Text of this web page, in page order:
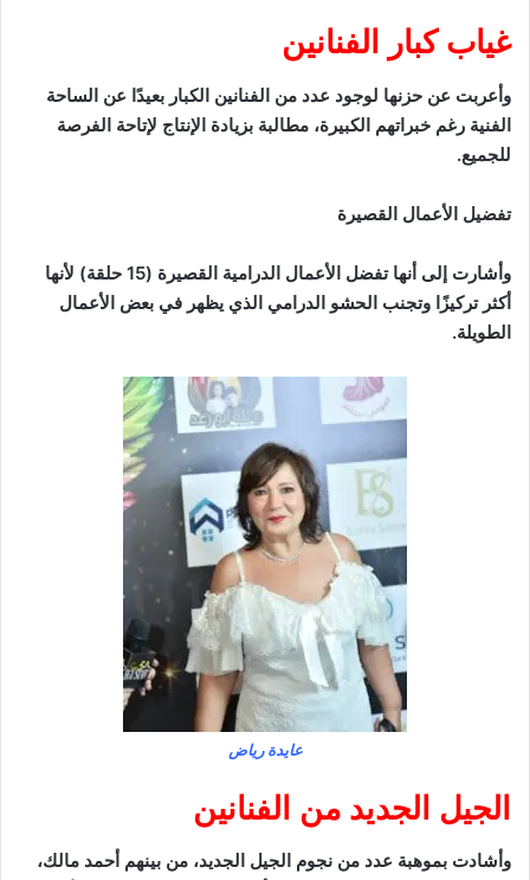
غياب كبار الفنانين
وأعربت عن حزنها لوجود عدد من الفنانين الكبار بعيدًا عن الساحة
الفنية رغم خبراتهم الكبيرة، مطالبة بزيادة الإنتاج لإتاحة الفرصة
للجميع.
تفضيل الأعمال القصيرة
وأشارت إلى أنها تفضل الأعمال الدرامية القصيرة (15 حلقة) لأنها
أكثر تركيزًا وتجنب الحشو الدرامي الذي يظهر في بعض الأعمال
الطويلة.
عايدة رياض
الجيل الجديد من الفنانين
وأشادت بموهبة عدد من نجوم الجيل الجديد، من بينهم أحمد مالك،